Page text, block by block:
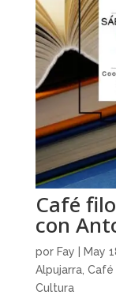
Café
con
por Fay May
Alpujarra, Café
Cultura